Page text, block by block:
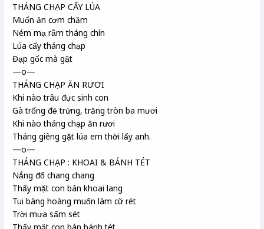
THÁNG CHẠP CẤY LÚA
Muốn ăn cơm chăm
Ném mạ rằm tháng chín
Lúa cấy tháng chạp
Đạp gốc mà gặt
—o—
THÁNG CHẠP ĂN RƯƠI
Khi nào trâu đực sinh con
Gà trống đẻ trứng, trăng tròn ba mươi
Khi nào tháng chạp ăn rươi
Tháng giêng gặt lúa em thời lấy anh.
—o—
THÁNG CHẠP : KHOAI & BÁNH TÉT
Nắng đổ chang chang
Thấy mặt con bán khoai lang
Tui bàng hoàng muốn làm cữ rét
Trời mưa sấm sét